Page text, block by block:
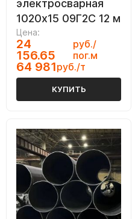
электросварная
1020х15 09Г2С 12 м
Цена:
24
156.65
руб./
пог.м
64 981руб./т
КУПИТЬ